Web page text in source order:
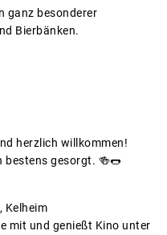
ganz besonderer
Bierbänken.
herzlich willkommen!
bestens gesorgt. 🍻🌭
Kelheim
mit und genießt Kino unter